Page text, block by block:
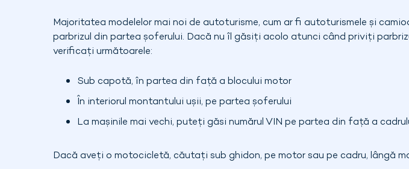
Majoritatea modelelor mai noi de autoturisme, cum ar fi autoturismele și
parbrizul din partea șoferului. Dacă nu îl găsiți acolo atunci când priviți
verificați următoarele:
Sub capotă, în partea din față a blocului motor
În interiorul montantului ușii, pe partea șoferului
La mașinile mai vechi, puteți găsi numărul VIN pe partea din față a
Dacă aveți o motocicletă, căutați sub ghidon, pe motor sau pe cadru, lângă